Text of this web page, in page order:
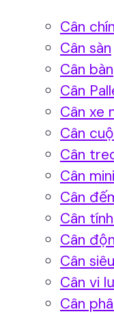
Cân
Cân sàn
Cân bàn
Cân
Cân xe
Cân
Cân
Cân mini
Cân
Cân
Cân
Cân
Cân vi
Cân